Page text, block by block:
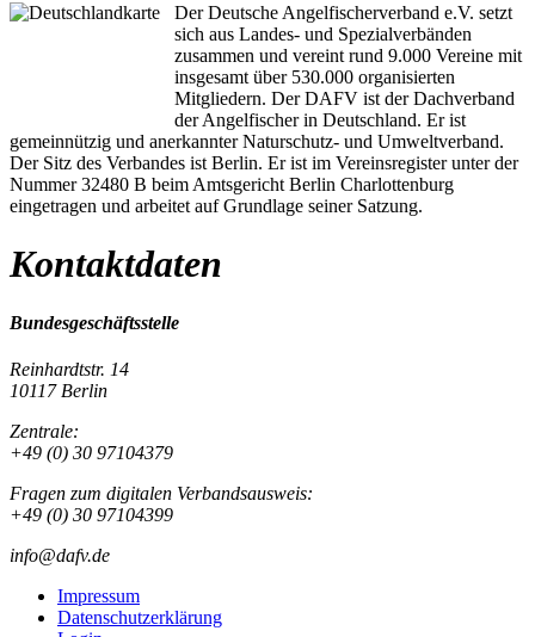
Der Deutsche Angelfischerverband e.V. setzt
sich aus Landes- und Spezialverbänden
zusammen und vereint rund 9.000 Vereine mit
insgesamt über 530.000 organisierten
Mitgliedern. Der DAFV ist der Dachverband
der Angelfischer in Deutschland. Er ist
gemeinnützig und anerkannter Naturschutz- und Umweltverband.
Der Sitz des Verbandes ist Berlin. Er ist im Vereinsregister unter der
Nummer 32480 B beim Amtsgericht Berlin Charlottenburg
eingetragen und arbeitet auf Grundlage seiner Satzung.
Kontaktdaten
Bundesgeschäftsstelle
Reinhardtstr. 14
10117 Berlin
Zentrale:
+49 (0) 30 97104379
Fragen zum digitalen Verbandsausweis:
+49 (0) 30 97104399
info@dafv.de
Impressum
Datenschutzerklärung